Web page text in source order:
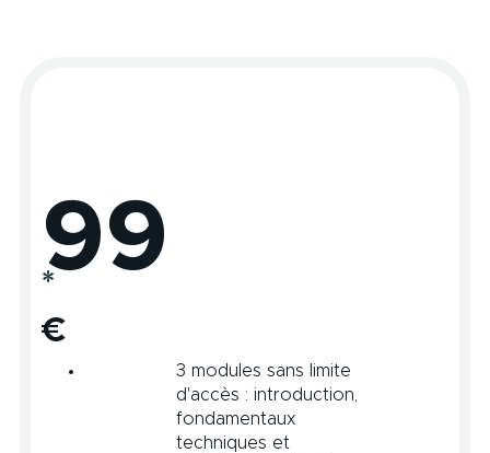
En autonomie - Durée : 10h
99
*
€
3 modules sans limite
d'accès : introduction,
fondamentaux
techniques et